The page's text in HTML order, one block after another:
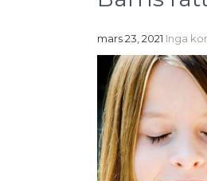
mars 23, 2021 Inga